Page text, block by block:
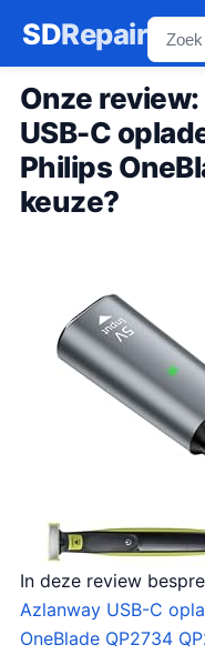
SDRepair
Onze
USB-C
Philips
keuze?
In deze review
Azlanway USB-C
OneBlade QP2734